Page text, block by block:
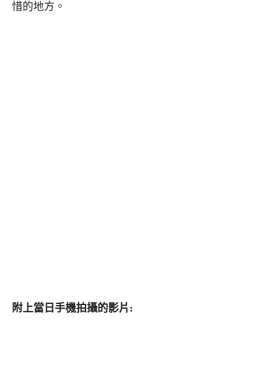
惜的地方。
附上當日手機拍攝的影片: